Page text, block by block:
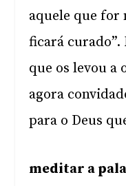
aquele que for
ficará curado”.
que os levou a
agora
para o Deus
meditar a